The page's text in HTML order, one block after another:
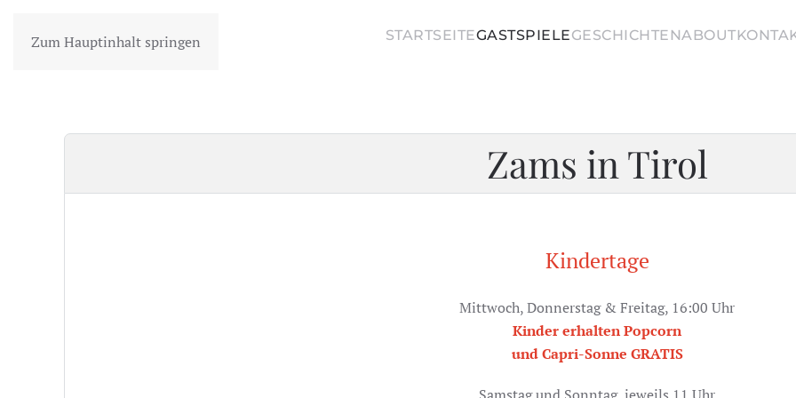
Zum Hauptinhalt springen STARTSEITEGASTSPIELEGESCHICHTENABOUT
Zams in Tirol
Kindertage
Mittwoch, Donnerstag & Freitag, 16:00 Uhr
Kinder erhalten Popcorn
und Capri-Sonne GRATIS